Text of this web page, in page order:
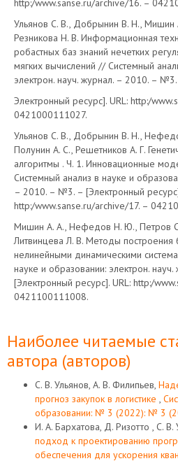
http:/www.sanse.ru/archive/16. –
Ульянов С. В., Добрынин В. Н.,
Резникова Н. В. Информационная
робастных баз знаний нечетких
мягких вычислений // Системный
электрон. науч. журнал. – 2010. –
Электронный ресурс]. URL: http:/
0421000111027.
Ульянов С. В., Добрынин В. Н.,
Полунин А. С., Решетников А. Г.
алгоритмы . Ч. 1. Инновационные
Системный анализ в науке и
– 2010. – №3. – [Электронный
http:/www.sanse.ru/archive/17. –
Мишин А. А., Нефедов Н. Ю., Петров
Литвинцева Л. В. Методы построения
нелинейными динамическими
науке и образовании: электрон.
[Электронный ресурс]. URL: http:/
0421100111008.
Наиболее читаемые
автора (авторов)
С. В. Ульянов, А. В. Филипьев,
прогноз закупок в логистике ,
образовании: № 3 (2022): № 3
И. А. Бархатова, Д. Ризотто , С. В.
подход к проектированию
обеспечения для ускорения